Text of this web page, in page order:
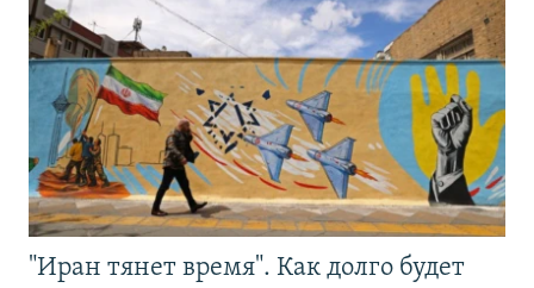
"Иран тянет время". Как долго будет